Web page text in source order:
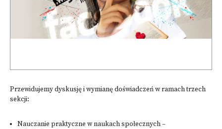
Przewidujemy dyskusję i wymianę doświadczeń w ramach trzech
sekcji:
Nauczanie praktyczne w naukach społecznych –